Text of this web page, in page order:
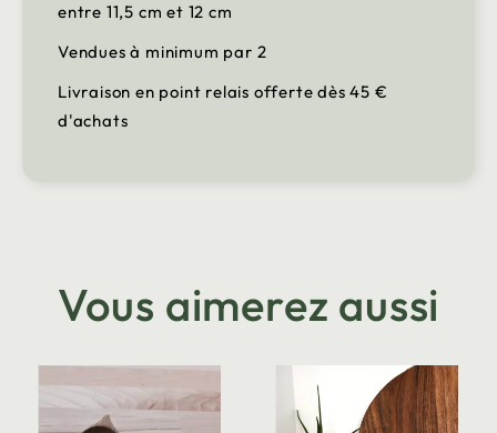
entre 11,5 cm et 12 cm
Vendues à minimum par 2
Livraison en point relais offerte dès 45 €
d'achats
Vous aimerez aussi